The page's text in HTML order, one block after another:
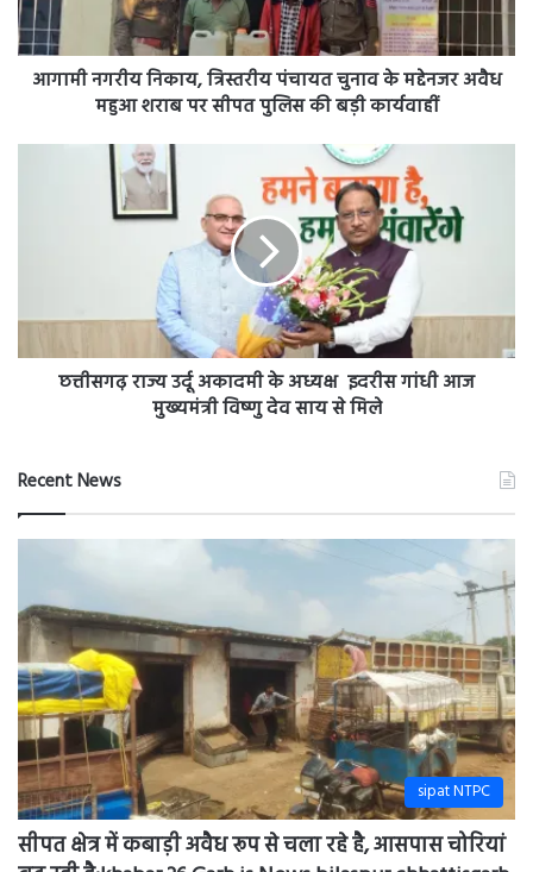
मद्देनजर
अवैध
महुआ
शराब
आगामी नगरीय निकाय, त्रिस्तरीय पंचायत चुनाव के मद्देनजर अवैध
महुआ शराब पर सीपत पुलिस की बड़ी कार्यवाहीं
मुख्यमंत्री
मिले
छत्तीसगढ़ राज्य उर्दू अकादमी के अध्यक्ष इदरीस गांधी आज
मुख्यमंत्री विष्णु देव साय से मिले
sipat NTPC
सीपत क्षेत्र में कबाड़ी अवैध रूप से चला रहे है, आसपास चोरियां
बढ़ रही है:khabar 36 Garh is News bilaspur chhattisgarh